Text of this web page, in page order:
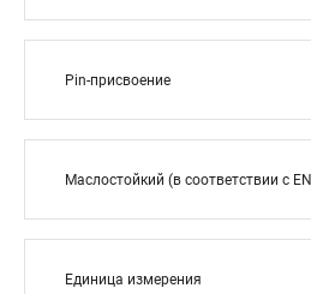
Pin-присвоение
Маслостойкий (в соответствии с
Единица измерения